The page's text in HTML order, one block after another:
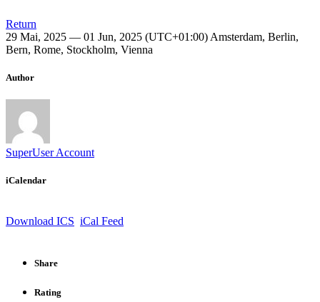
Return
29 Mai, 2025 — 01 Jun, 2025 (UTC+01:00) Amsterdam, Berlin,
Bern, Rome, Stockholm, Vienna
Author
SuperUser Account
iCalendar
Download ICS iCal Feed
Share
Rating